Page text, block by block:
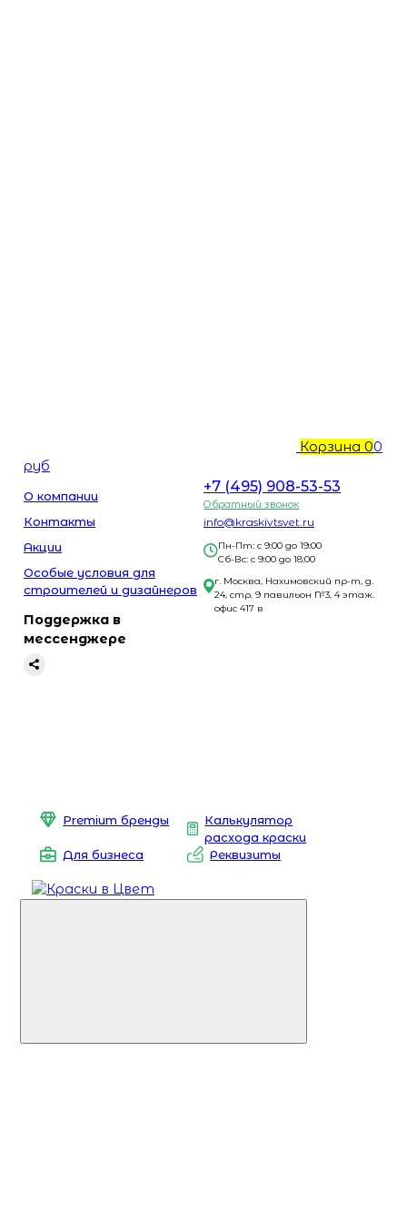
Корзина 00
руб
О компании
Контакты
Акции
Особые условия для
строителей и дизайнеров
Поддержка в
мессенджере
+7 (495) 908-53-53
Обратный звонок
info@kraskivtsvet.ru
Пн-Пт: с 9:00 до 19:00
Сб-Вс: с 9:00 до 18:00
г. Москва, Нахимовский пр-т, д.
24, стр. 9 павильон №3, 4 этаж.
офис 417 в
Premium бренды
Калькулятор
расхода краски
Для бизнеса
Реквизиты